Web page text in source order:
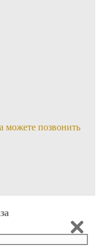
можете позвонить